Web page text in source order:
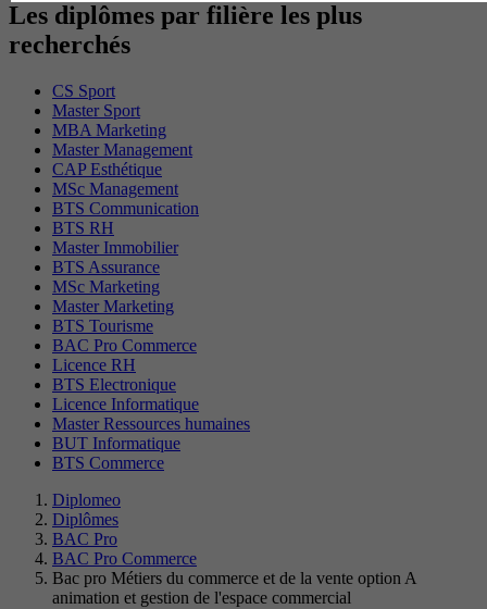
Les diplômes par filière les plus
recherchés
CS Sport
Master Sport
MBA Marketing
Master Management
CAP Esthétique
MSc Management
BTS Communication
BTS RH
Master Immobilier
BTS Assurance
MSc Marketing
Master Marketing
BTS Tourisme
BAC Pro Commerce
Licence RH
BTS Electronique
Licence Informatique
Master Ressources humaines
BUT Informatique
BTS Commerce
Diplomeo
Diplômes
BAC Pro
BAC Pro Commerce
Bac pro Métiers du commerce et de la vente option A
animation et gestion de l'espace commercial